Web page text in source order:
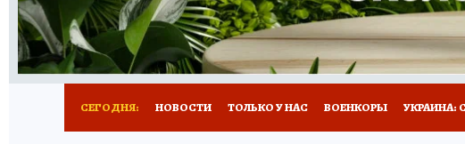
СЕГОДНЯ: НОВОСТИ ТОЛЬКО У НАС ВОЕНКОРЫ УКРАИНА: